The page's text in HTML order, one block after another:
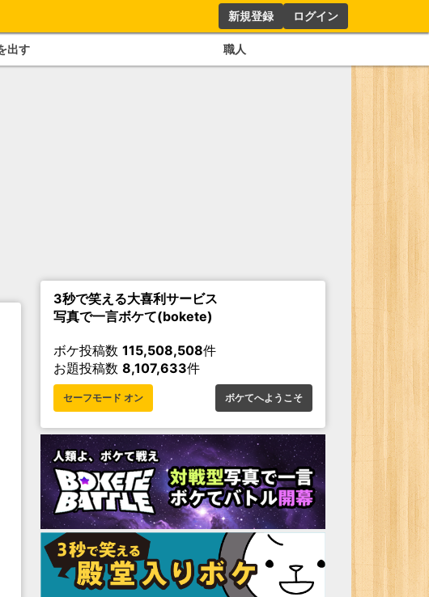
新規登録 ログイン
出す 職人
3秒で笑える大喜利サービス
写真で一言ボケて(bokete)
ボケ投稿数 115,508,508件
お題投稿数 8,107,633件
セーフモード オン ボケてへようこそ